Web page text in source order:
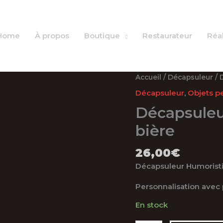
À propos Boutique Restaurateur
Accueil / Décapsuleur /
Décapsuleur, Objets
bière
26,00€
Décapsuleur
Personnalisation
En stock